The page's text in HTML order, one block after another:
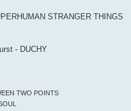
STRANGER THINGS
- DUCHY
TWO POINTS